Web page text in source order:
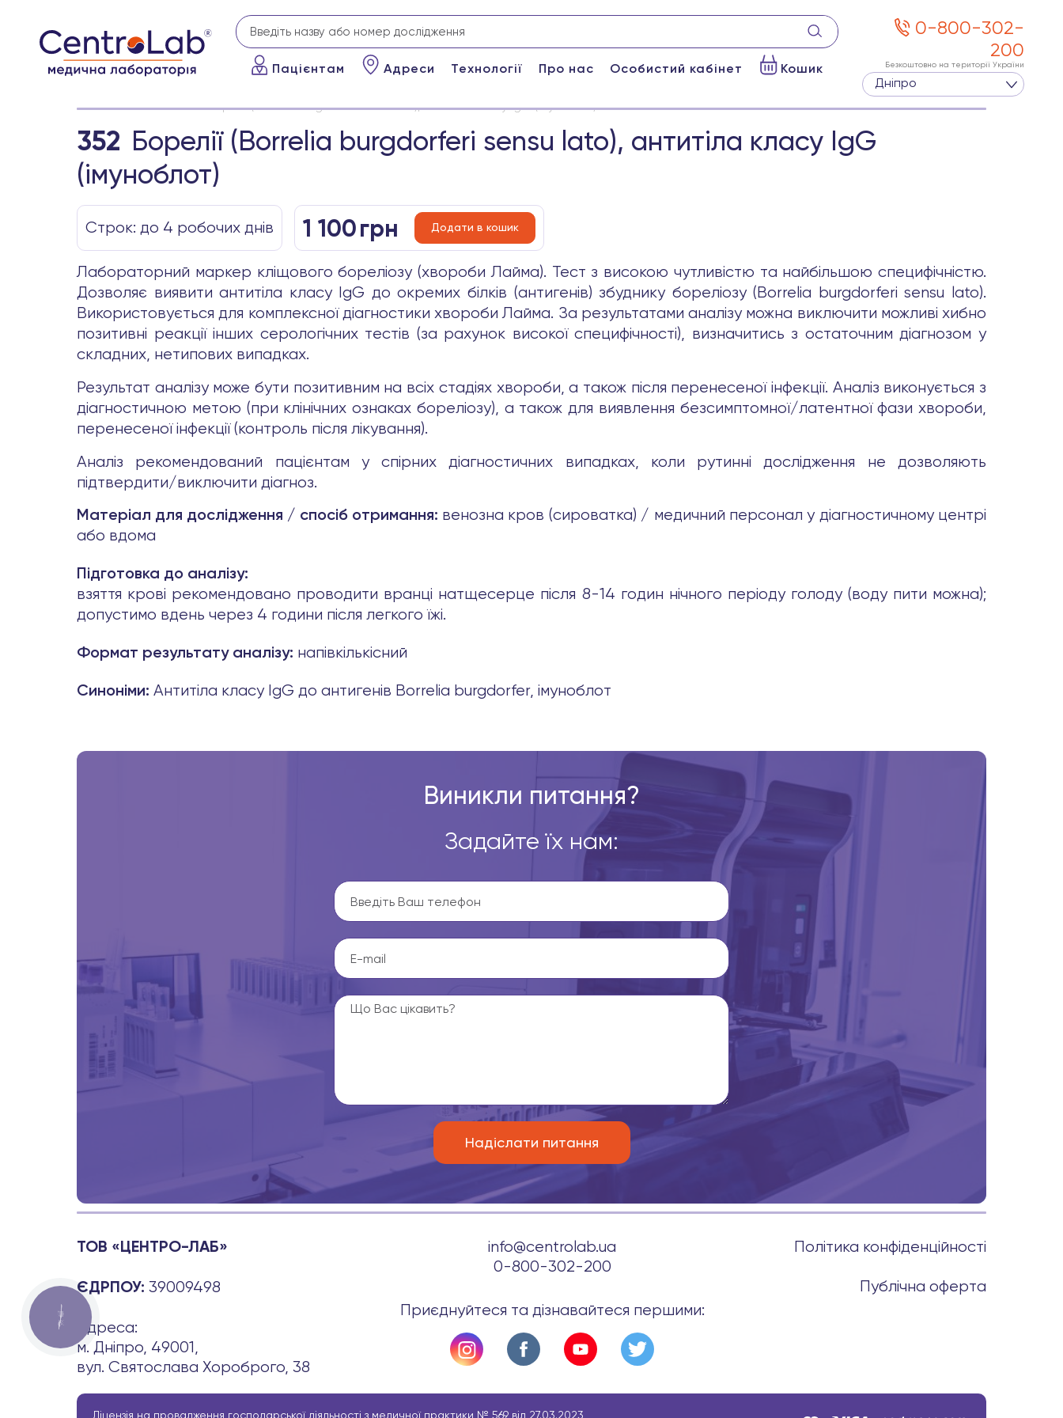
Пацієнтам Адреси Технології Про нас Особистий кабінет Кошик
0-800-302-
200
Безкоштовно на території України
Дніпро
Головна Аналізи Борелії (Borrelia burgdorferi sensu lato), антитіла класу IgG (імуноблот)
352 Борелії (Borrelia burgdorferi sensu lato), антитіла класу IgG
(імуноблот)
Строк: до 4 робочих днів 1 100 грн Додати в кошик
Лабораторний маркер кліщового бореліозу (хвороби Лайма). Тест з високою чутливістю та найбільшою специфічністю.
Дозволяє виявити антитіла класу IgG до окремих білків (антигенів) збуднику бореліозу (Borrelia burgdorferi sensu lato).
Використовується для комплексної діагностики хвороби Лайма. За результатами аналізу можна виключити можливі хибно
позитивні реакції інших серологічних тестів (за рахунок високої специфічності), визначитись з остаточним діагнозом у
складних, нетипових випадках.
Результат аналізу може бути позитивним на всіх стадіях хвороби, а також після перенесеної інфекції. Аналіз виконується з
діагностичною метою (при клінічних ознаках бореліозу), а також для виявлення безсимптомної/латентної фази хвороби,
перенесеної інфекції (контроль після лікування).
Аналіз рекомендований пацієнтам у спірних діагностичних випадках, коли рутинні дослідження не дозволяють
підтвердити/виключити діагноз.
Матеріал для дослідження / спосіб отримання: венозна кров (сироватка) / медичний персонал у діагностичному центрі
або вдома
Підготовка до аналізу:
взяття крові рекомендовано проводити вранці натщесерце після 8-14 годин нічного періоду голоду (воду пити можна);
допустимо вдень через 4 години після легкого їжі.
Формат результату аналізу: напівкількісний
Синоніми: Антитіла класу IgG до антигенів Borrelia burgdorfer, імуноблот
Виникли питання?
Задайте їх нам:
ТОВ «ЦЕНТРО-ЛАБ»
ЄДРПОУ: 39009498
Адреса:
м. Дніпро, 49001,
вул. Святослава Хороброго, 38
Політика конфіденційності
Публічна оферта
info@centrolab.ua
0-800-302-200
Приєднуйтеся та дізнавайтеся першими:
КНОПКА
ЗВ'ЯЗКУ